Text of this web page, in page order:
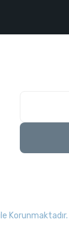
Korunmaktadır.